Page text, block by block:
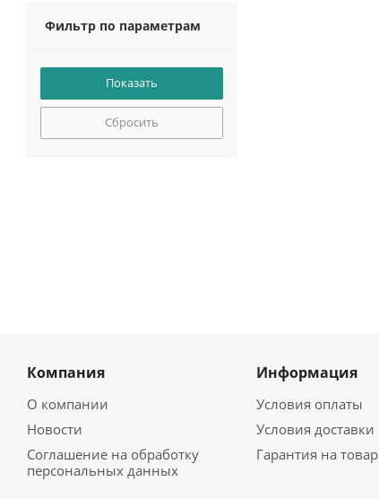
Фильтр по параметрам
Сбросить
Компания
О компании
Новости
Соглашение на обработку
персональных данных
Информация
Условия оплаты
Условия доставки
Гарантия на товар